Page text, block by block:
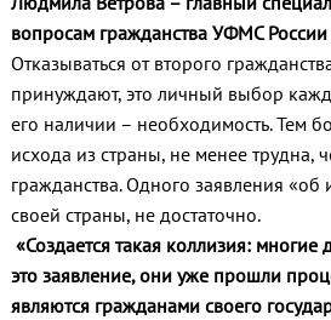
вопросам гражданства УФМС
Отказываться от второго
принуждают, это личный выбор
его наличии – необходимость. Тем
исхода из страны, не менее трудна,
гражданства. Одного заявления «об
своей страны, не достаточно.
«Создается такая коллизия: многие
это заявление, они уже прошли
являются гражданами своего